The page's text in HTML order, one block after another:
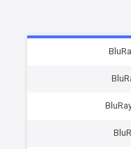
منتشر شد